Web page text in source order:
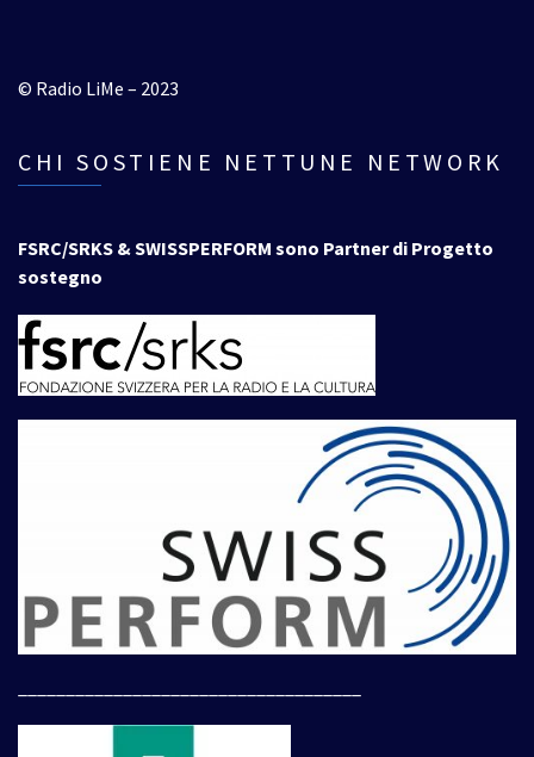
© Radio LiMe – 2023
CHI SOSTIENE NETTUNE NETWORK
FSRC/SRKS & SWISSPERFORM sono Partner di Progetto
sostegno